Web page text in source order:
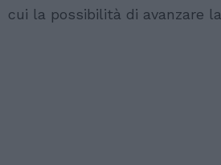
cui la possibilità di avanzare